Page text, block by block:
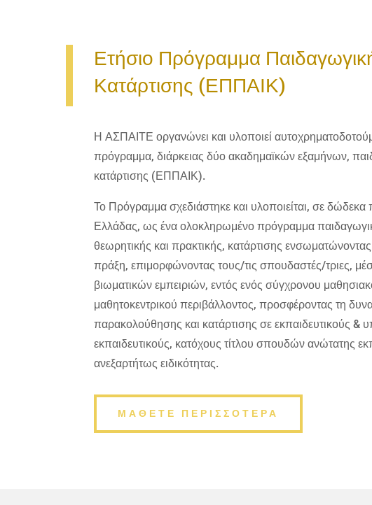
Ετήσιο Πρόγραμμα
Κατάρτισης (ΕΠΠΑΙΚ)
Η ΑΣΠΑΙΤΕ οργανώνει και υλοποιεί
πρόγραμμα, διάρκειας δύο ακαδημαϊκών εξαμήνων,
κατάρτισης (ΕΠΠΑΙΚ).
Το Πρόγραμμα σχεδιάστηκε και υλοποιείται, σε δώδεκα
Ελλάδας, ως ένα ολοκληρωμένο πρόγραμμα
θεωρητικής και πρακτικής, κατάρτισης
πράξη, επιμορφώνοντας τους/τις σπουδαστές/τριες,
βιωματικών εμπειριών, εντός ενός σύγχρονου
μαθητοκεντρικού περιβάλλοντος, προσφέροντας τη
παρακολούθησης και κατάρτισης σε εκπαιδευτικούς &
εκπαιδευτικούς, κατόχους τίτλου σπουδών ανώτατης
ανεξαρτήτως ειδικότητας.
ΜΑΘΕΤΕ ΠΕΡΙΣΣΟΤΕΡΑ